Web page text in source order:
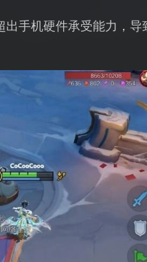
手机硬件承受能力，导